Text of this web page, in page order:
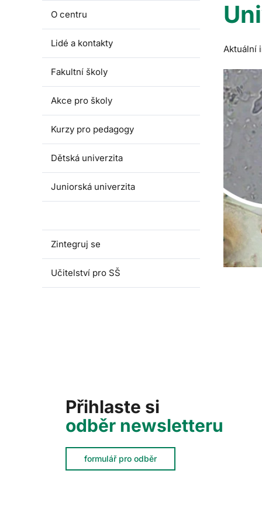
O centru
Lidé a kontakty
Fakultní školy
Akce pro školy
Kurzy pro pedagogy
Dětská univerzita
Juniorská univerzita
Zintegruj se
Učitelství pro SŠ
Aktuální
Přihlaste si
odběr newsletteru
formulář pro odběr